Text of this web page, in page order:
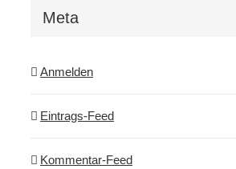
Meta
Anmelden
Eintrags-Feed
Kommentar-Feed